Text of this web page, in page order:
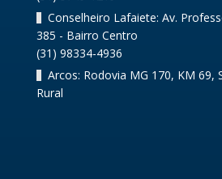
Conselheiro Lafaiete: Av.
385 - Bairro Centro
(31) 98334-4936
Arcos: Rodovia MG 170, KM 69,
Rural